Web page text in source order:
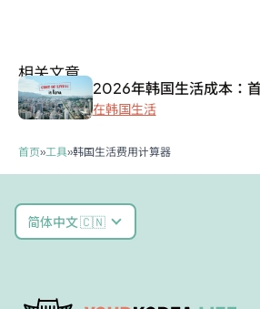
相关文章
2026年韩国生活成本：
在韩国生活
首页»工具»韩国生活费用计算器
简体中文 🇨🇳